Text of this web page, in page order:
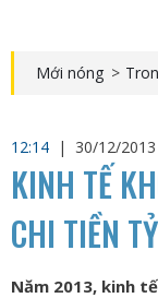
Mới nóng >
12:14 | 30/12/2013
KINH TẾ
CHI TIỀN
Năm 2013, kinh